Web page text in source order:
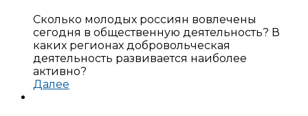
Сколько молодых россиян вовлечены
сегодня в общественную деятельность? В
каких регионах добровольческая
деятельность развивается наиболее
активно?
Далее